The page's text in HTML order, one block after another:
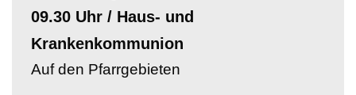
09.30 Uhr / Haus- und
Krankenkommunion
Auf den Pfarrgebieten